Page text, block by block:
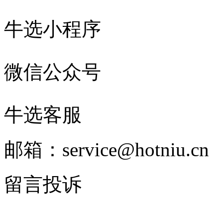
牛选小程序
微信公众号
牛选客服
邮箱：service@hotniu.cn
留言投诉